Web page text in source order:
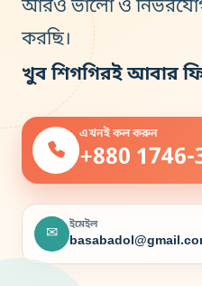
আরও ভালো ও
করছি।
খুব শিগগিরই আবার
এখনই কল করুন
+880 1746-
✉ ইমেইল